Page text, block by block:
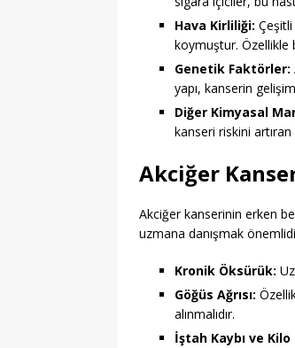
Hava Kirliliği:
koymuştur. Özellikle
Genetik Faktörler:
yapı, kanserin
Diğer Kimyasal
kanseri riskini
Akciğer
Akciğer kanserinin erken
uzmana danışmak
Kronik Öksürük:
Göğüs Ağrısı:
alınmalıdır.
İştah Kaybı ve Kilo